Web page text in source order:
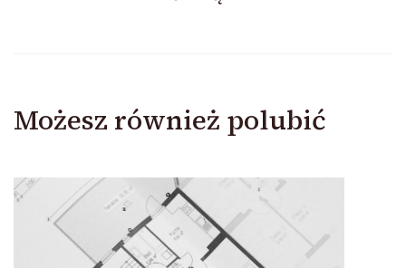
Możesz również polubić